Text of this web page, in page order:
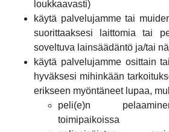
loukkaavasti)
käytä palvelujamme tai
suorittaaksesi laittomia tai
soveltuva lainsäädäntö ja/tai
käytä palvelujamme osittain
hyväksesi mihinkään
erikseen myöntäneet lupaa,
peli(e)n
toimipaikoissa